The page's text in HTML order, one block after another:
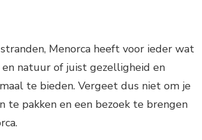
Menorca heeft voor ieder wat
natuur of juist gezelligheid en
te bieden. Vergeet dus niet om je
te pakken en een bezoek te brengen